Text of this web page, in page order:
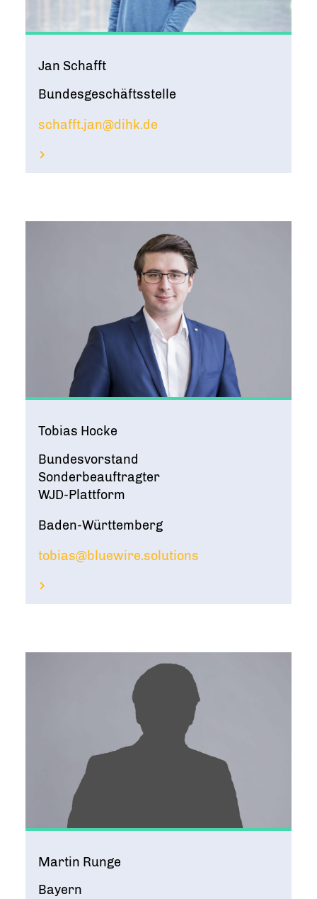
Mitmachen
FÜR CLEVERREACH
Jan Schafft
Bundesgeschäftsstelle
schafft.jan@dihk.de
Tobias Hocke
Bundesvorstand
Sonderbeauftragter
WJD-Plattform
Baden-Württemberg
tobias@bluewire.solutions
Martin Runge
Bayern